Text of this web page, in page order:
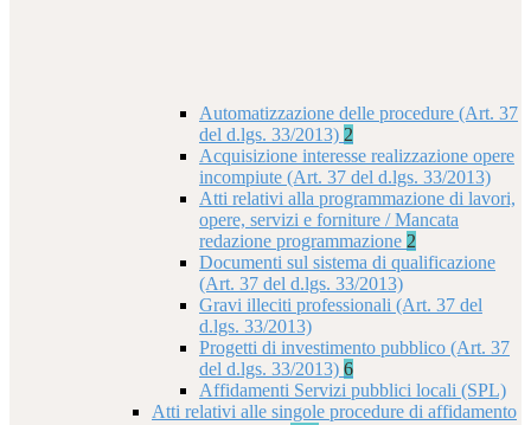
Automatizzazione delle procedure (Art. 37
del d.lgs. 33/2013) 2
Acquisizione interesse realizzazione opere
incompiute (Art. 37 del d.lgs. 33/2013)
Atti relativi alla programmazione di lavori,
opere, servizi e forniture / Mancata
redazione programmazione 2
Documenti sul sistema di qualificazione
(Art. 37 del d.lgs. 33/2013)
Gravi illeciti professionali (Art. 37 del
d.lgs. 33/2013)
Progetti di investimento pubblico (Art. 37
del d.lgs. 33/2013) 6
Affidamenti Servizi pubblici locali (SPL)
Atti relativi alle singole procedure di affidamento